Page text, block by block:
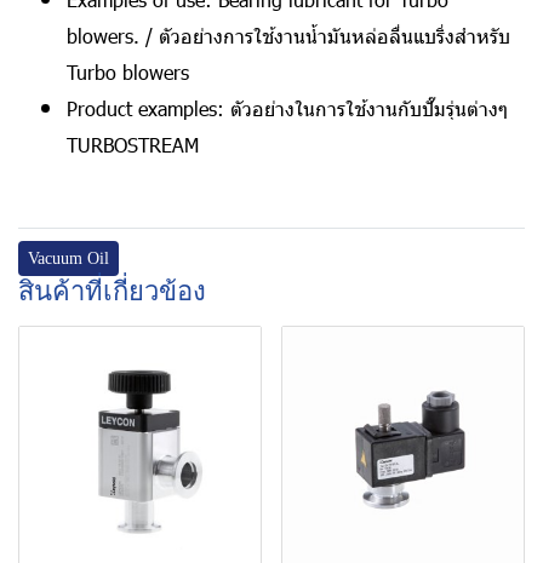
blowers. / ตัวอย่างการใช้งานน้ำมันหล่อลื่นแบริ่งสำหรับ
Turbo blowers
Product examples: ตัวอย่างในการใช้งานกับปั๊มรุ่นต่างๆ
TURBOSTREAM
Vacuum Oil
สินค้าที่เกี่ยวข้อง